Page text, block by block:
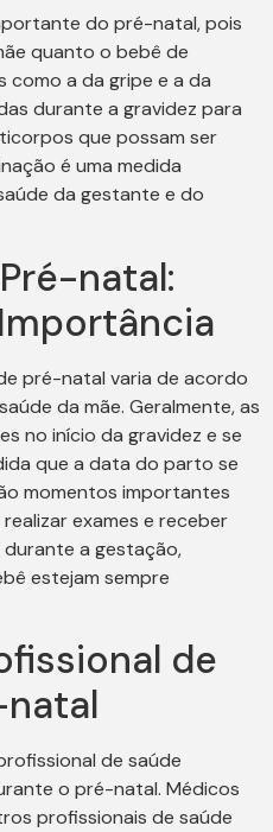
do pré-natal, pois
quanto o bebê de
como a da gripe e a da
durante a gravidez para
que possam ser
é uma medida
da gestante e do
natal:
pré-natal varia de acordo
da mãe. Geralmente, as
no início da gravidez e se
que a data do parto se
momentos importantes
exames e receber
a gestação,
estejam sempre
de
natal
de saúde
o pré-natal. Médicos
profissionais de saúde